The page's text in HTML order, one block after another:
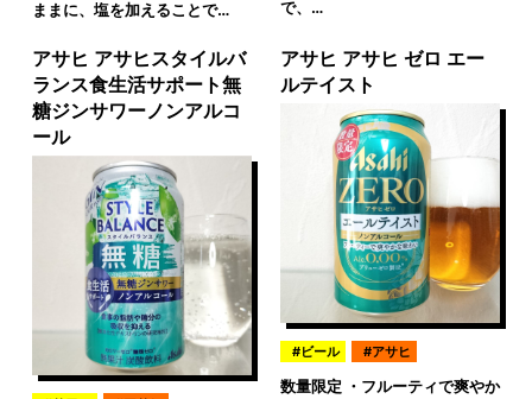
ままに、塩を加えることで…
で、…
アサヒ アサヒスタイルバ
ランス食生活サポート無
糖ジンサワーノンアルコ
ール
アサヒ アサヒ ゼロ エー
ルテイスト
ビール アサヒ
数量限定 ・フルーティで爽やか